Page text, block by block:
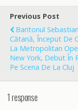
b
o
o
k
l
Previous Post
Baritonul Sebastian
Cătană, Început De
La Metropolitan
New York, Debut În
Pe Scena De La Cluj
1 response